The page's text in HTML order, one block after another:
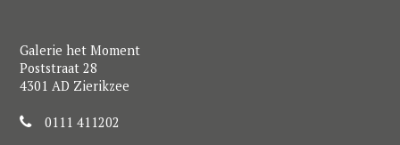
Galerie het Moment
Poststraat 28
4301 AD Zierikzee
0111 411202